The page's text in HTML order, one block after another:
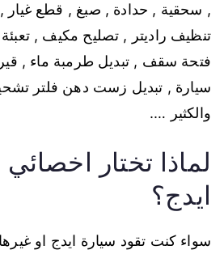
, سحقية , حدادة , صبغ , قطع
تنظيف راديتر , تصليح مكيف ,
فتحة سقف , تبديل طرمبة ماء , قير
سيارة , تبديل زست دهن فلتر
والكثير ….
لماذا تختار
ايدج؟
سواء كنت تقود سيارة ايدج او